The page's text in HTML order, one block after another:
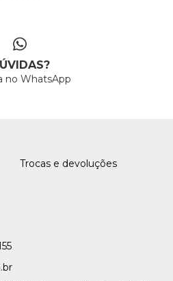
no WhatsApp
Trocas e devoluções